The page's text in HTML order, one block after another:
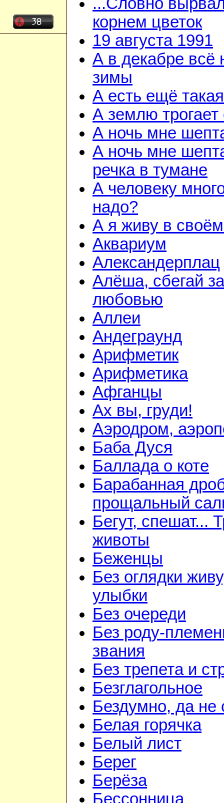
...Словно
корнем цветок
19 августа 1991
А в декабре всё
зимы
А есть ещё
А землю трогает
А ночь мне
А ночь мне
речка в тумане
А человеку
надо?
А я живу в своём
Аквариум
Александерплац
Алёша, сбегай за
любовью
Аллеи
Андеграунд
Арифметик
Арифметика
Афганцы
Ах вы, груди!
Аэродром,
Баба Дуся
Баллада о коте
Барабанная
прощальный
Бегут, спешат...
животы
Беженцы
Без оглядки
улыбки
Без очереди
Без роду-
звания
Без трепета и
Безглагольное
Бездумно, да не
Белая горячка
Белый лист
Берег
Берёза
Бессонница